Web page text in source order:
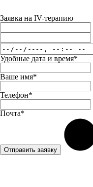
Заявка на IV-терапию
Удобные дата и время*
Ваше имя*
Телефон*
Почта*
Отправить заявку